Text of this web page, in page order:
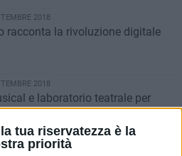
tua riservatezza è la
priorità
2018
racconta la rivoluzione digitale
2018
e laboratorio teatrale per
Sturzo
2018